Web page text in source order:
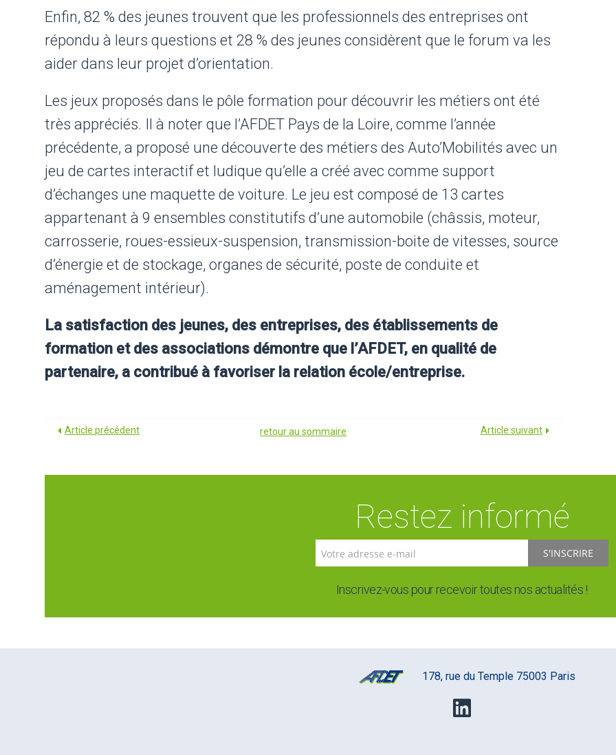
Enfin, 82 % des jeunes trouvent que les professionnels des entreprises ont
répondu à leurs questions et 28 % des jeunes considèrent que le forum va les
aider dans leur projet d’orientation.
Les jeux proposés dans le pôle formation pour découvrir les métiers ont été
très appréciés. Il à noter que l’AFDET Pays de la Loire, comme l’année
précédente, a proposé une découverte des métiers des Auto’Mobilités avec un
jeu de cartes interactif et ludique qu’elle a créé avec comme support
d’échanges une maquette de voiture. Le jeu est composé de 13 cartes
appartenant à 9 ensembles constitutifs d’une automobile (châssis, moteur,
carrosserie, roues-essieux-suspension, transmission-boite de vitesses, source
d’énergie et de stockage, organes de sécurité, poste de conduite et
aménagement intérieur).
La satisfaction des jeunes, des entreprises, des établissements de
formation et des associations démontre que l’AFDET, en qualité de
partenaire, a contribué à favoriser la relation école/entreprise.
Article précédent retour au sommaire Article suivant
Restez informé
S'INSCRIRE
Inscrivez-vous pour recevoir toutes nos actualités !
178, rue du Temple 75003 Paris